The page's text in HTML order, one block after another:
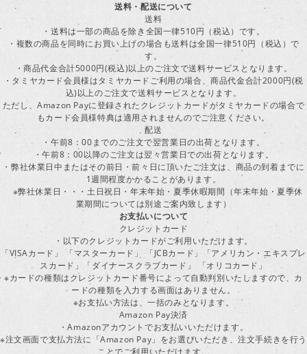
送料・配送について
送料
・送料は一部の商品を除き全国一律510円（税込）です。
・複数の商品を同時にお買い上げの場合も送料は全国一律510円（税込）で
す。
・商品代金合計5000円(税込)以上のご注文で送料サービスとなります。
・タミヤカード会員様はタミヤカードご利用の場合、商品代金合計2000円(税
込)以上のご注文で送料サービスとなります。
ただし、Amazon Payに登録されたクレジットカードがタミヤカードの場合で
もカード会員様特典は適用されませんのでご注意ください。
配送
・午前8：00までのご注文で翌営業日の出荷となります。
・午前8：00以降のご注文は翌々営業日での出荷となります。
・弊社休業日中またはその前日・前々日に頂いたご注文は、商品の到着までに
1週間程度かかることがあります。
※弊社休業日・・・土日祝日・年末年始・夏季休暇期間（年末年始・夏季休
業期間については別途ご案内致します）
お支払いについて
クレジットカード
・以下のクレジットカードがご利用いただけます。
「VISAカード」 「マスターカード」 「JCBカード」「アメリカン・エキスプレ
スカード」「ダイナースクラブカード」 「オリコカード」
※カードの種類はクレジットカード番号によって自動判別いたしますので、カ
ードの種類を入力する画面はありません。
※お支払い方法は、一括のみとなります。
Amazon Pay決済
・Amazonアカウントでお支払いいただけます。
※注文画面で支払方法に「Amazon Pay」をお選びいただき、注文手続きを行う
ことでご利用いただけます。